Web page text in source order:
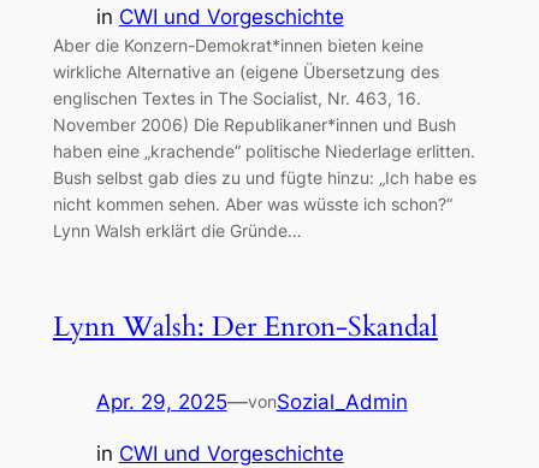
in CWI und Vorgeschichte
Aber die Konzern-Demokrat*innen bieten keine
wirkliche Alternative an (eigene Übersetzung des
englischen Textes in The Socialist, Nr. 463, 16.
November 2006) Die Republikaner*innen und Bush
haben eine „krachende“ politische Niederlage erlitten.
Bush selbst gab dies zu und fügte hinzu: „Ich habe es
nicht kommen sehen. Aber was wüsste ich schon?“
Lynn Walsh erklärt die Gründe…
Lynn Walsh: Der Enron-Skandal
Apr. 29, 2025—vonSozial_Admin
in CWI und Vorgeschichte